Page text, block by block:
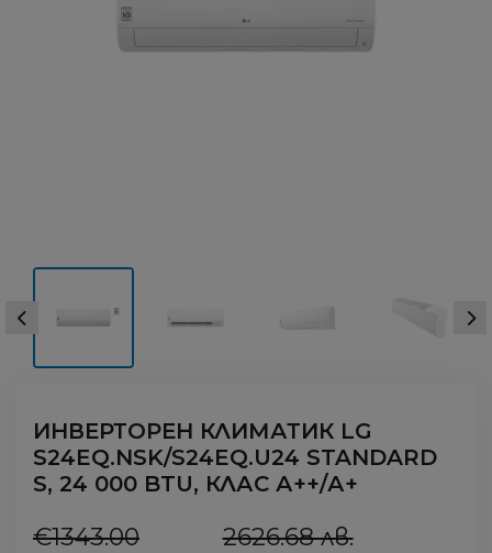
ИНВЕРТОРЕН КЛИМАТИК LG
S24EQ.NSK/S24EQ.U24 STANDARD
S, 24 000 BTU, КЛАС А++/А+
€1343.00
2626.68 лв.